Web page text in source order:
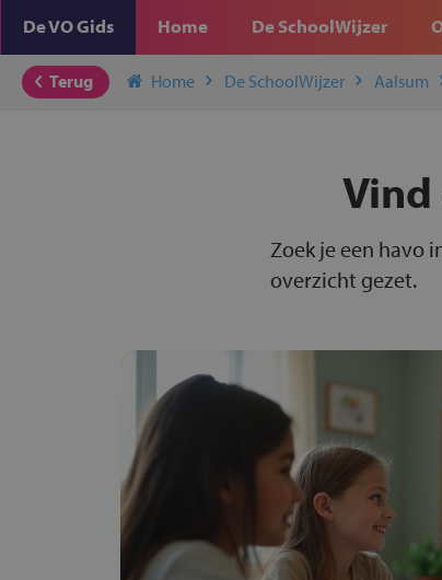
De VO Gids Home De SchoolWijzer
Terug Home De SchoolWijzer Aalsum
Vind
Zoek je een havo
overzicht gezet.